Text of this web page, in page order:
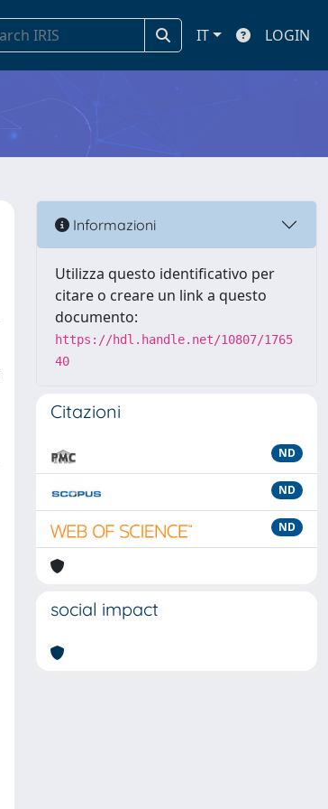
IT LOGIN
Informazioni
Utilizza questo identificativo per
citare o creare un link a questo
documento:
https://hdl.handle.net/10807/1765
40
Citazioni
ND
ND
ND
social impact